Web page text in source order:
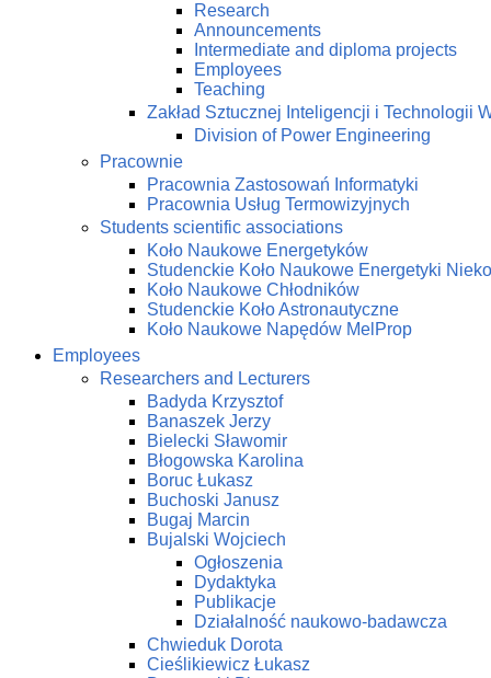
Research
Announcements
Intermediate and diploma projects
Employees
Teaching
Zakład Sztucznej Inteligencji i Technologii
Division of Power Engineering
Pracownie
Pracownia Zastosowań Informatyki
Pracownia Usług Termowizyjnych
Students scientific associations
Koło Naukowe Energetyków
Studenckie Koło Naukowe Energetyki
Koło Naukowe Chłodników
Studenckie Koło Astronautyczne
Koło Naukowe Napędów MelProp
Employees
Researchers and Lecturers
Badyda Krzysztof
Banaszek Jerzy
Bielecki Sławomir
Błogowska Karolina
Boruc Łukasz
Buchoski Janusz
Bugaj Marcin
Bujalski Wojciech
Ogłoszenia
Dydaktyka
Publikacje
Działalność naukowo-badawcza
Chwieduk Dorota
Cieślikiewicz Łukasz